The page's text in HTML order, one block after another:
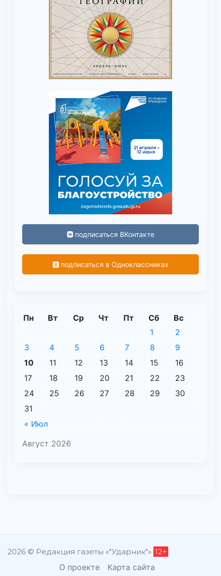
подписаться ВКонтакте
подписаться в Одноклассниках
Август 2026
Пн Вт Ср Чт Пт Сб Вс
« Июл
1
2
3
4 5 6 7 8
9
10
11 12 13 14 15
16
17
18 19 20 21 22
23
24
25 26 27 28 29
30
31
2026 © Редакция газеты «"Ударник"» 12+
О проекте Карта сайта